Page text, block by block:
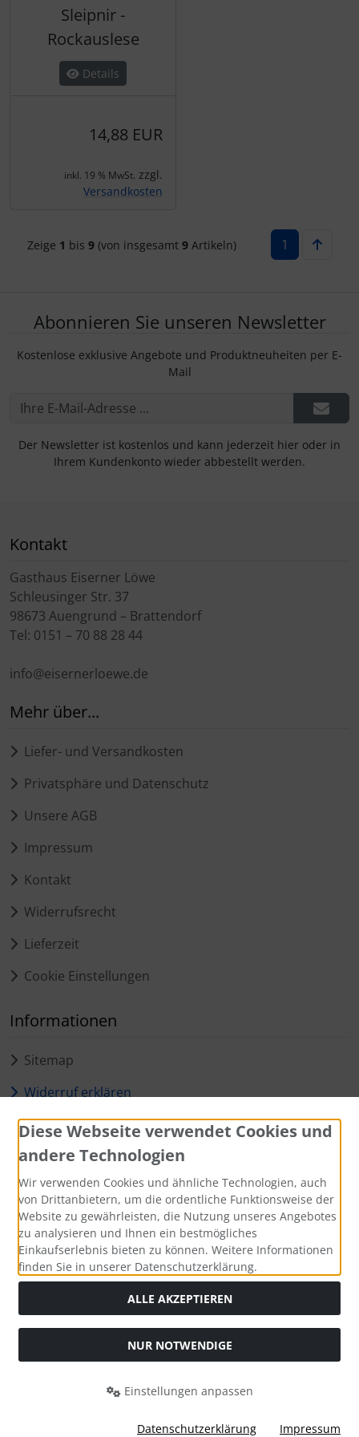
Sleipnir -
Rockauslese
Details
14,88 EUR
inkl. 19 % MwSt. zzgl.
Versandkosten
Zeige 1 bis 9(von insgesamt 9Artikeln) 1
Abonnieren Sie unseren Newsletter
Kostenlose exklusive Angebote und Produktneuheiten per E-
Mail
Der Newsletter ist kostenlos und kann jederzeit hier oder in
Ihrem Kundenkonto wieder abbestellt werden.
Kontakt
Gasthaus Eiserner Löwe
Schleusinger Str. 37
98673 Auengrund – Brattendorf
Tel: 0151 – 70 88 28 44
info@eisernerloewe.de
Mehr über...
Liefer- und Versandkosten
Privatsphäre und Datenschutz
Unsere AGB
Impressum
Kontakt
Widerrufsrecht
Lieferzeit
Cookie Einstellungen
Informationen
Sitemap
Widerruf erklären
Zahlungsmethoden
Social Media
Alle Preise inkl. gesetzl. MwSt. zzgl.Versandkosten. Die
durchgestrichenen Preise entsprechen dem bisherigen Preis
bei Shop des Gasthaus Eiserner Löwe.
Shop des Gasthaus Eiserner Löwe © 2026 | Template © 2026
by Karl
ified eCommerce Shopsoftware © 2009-2026
Diese Webseite verwendet Cookies und
andere Technologien
Wir verwenden Cookies und ähnliche Technologien, auch
von Drittanbietern, um die ordentliche Funktionsweise der
Website zu gewährleisten, die Nutzung unseres Angebotes
zu analysieren und Ihnen ein bestmögliches
Einkaufserlebnis bieten zu können. Weitere Informationen
finden Sie in unserer Datenschutzerklärung.
ALLE AKZEPTIEREN
NUR NOTWENDIGE
Einstellungen anpassen
Datenschutzerklärung Impressum